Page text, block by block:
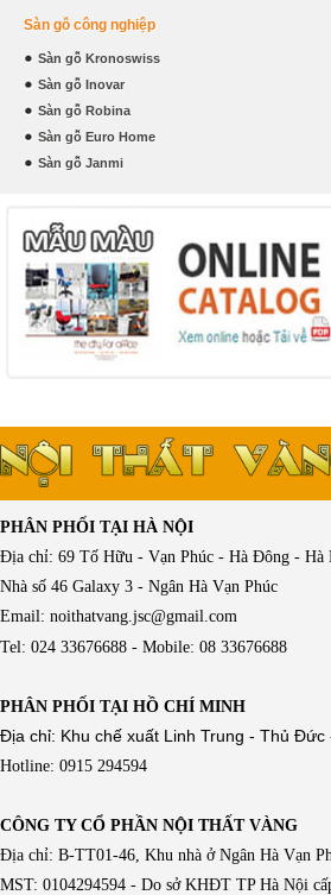
Sàn gỗ công nghiệp
Sàn gỗ Kronoswiss
Sàn gỗ Inovar
Sàn gỗ Robina
Sàn gỗ Euro Home
Sàn gỗ Janmi
PHÂN PHỐI TẠI HÀ NỘI
Địa chỉ: 69 Tố Hữu - Vạn Phúc - Hà Đông - Hà
Nhà số 46 Galaxy 3 - Ngân Hà Vạn Phúc
Email: noithatvang.jsc@gmail.com
Tel: 024 33676688 - Mobile: 08 33676688
PHÂN PHỐI TẠI HỒ CHÍ MINH
Địa chỉ: Khu chế xuất Linh Trung - Thủ Đức
Hotline: 0915 294594
CÔNG TY CỔ PHẦN NỘI THẤT VÀNG
Địa chỉ: B-TT01-46, Khu nhà ở Ngân Hà Vạn
MST: 0104294594 - Do sở KHĐT TP Hà Nội